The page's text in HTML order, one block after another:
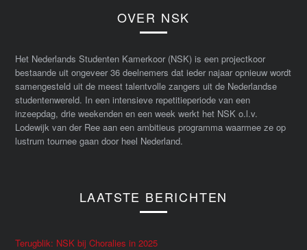
OVER NSK
Het Nederlands Studenten Kamerkoor (NSK) is een projectkoor
bestaande uit ongeveer 36 deelnemers dat ieder najaar opnieuw wordt
samengesteld uit de meest talentvolle zangers uit de Nederlandse
studentenwereld. In een intensieve repetitieperiode van een
inzeepdag, drie weekenden en een week werkt het NSK o.l.v.
Lodewijk van der Ree aan een ambitieus programma waarmee ze op
lustrum tournee gaan door heel Nederland.
LAATSTE BERICHTEN
Terugblik: NSK bij Choralies in 2025